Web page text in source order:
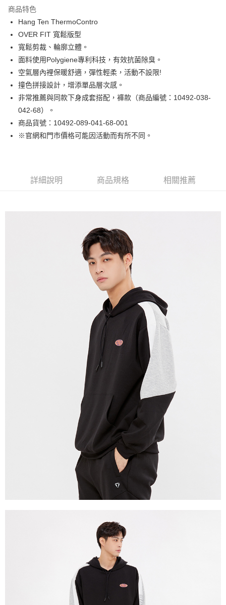
街口支付
悠遊付
Google Pay
貨到付款
運送方式
免運費
宅配(本島)
每筆NT$130，滿NT$1,000(含以上)免運費
商品特色
Hang Ten ThermoContro
OVER FIT 寬鬆版型
寬鬆剪裁、輪廓立體。
面料使用Polygiene專利科技，有效抗菌除臭。
空氣層內裡保暖舒適，彈性輕柔，活動不設限!
撞色拼接設計，增添單品層次感。
非常推薦與同款下身成套搭配，褲款（商品編號：10492-038-
042-68）。
商品貨號：10492-089-041-68-001
※官網和門市價格可能因活動而有所不同。
詳細說明 商品規格 相關推薦